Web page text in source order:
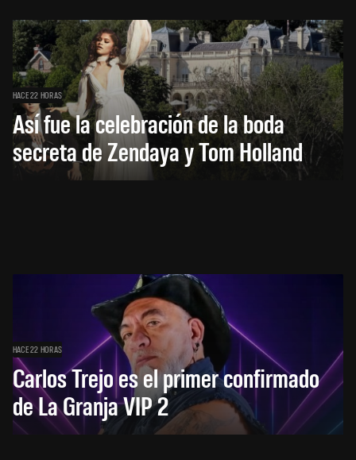
HACE 22 HORAS
Así fue la celebración de la boda
secreta de Zendaya y Tom Holland
HACE 22 HORAS
Carlos Trejo es el primer confirmado
de La Granja VIP 2